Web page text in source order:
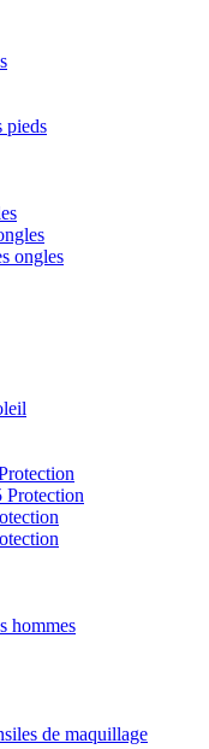
pieds
ongles
Protection
hommes
de maquillage